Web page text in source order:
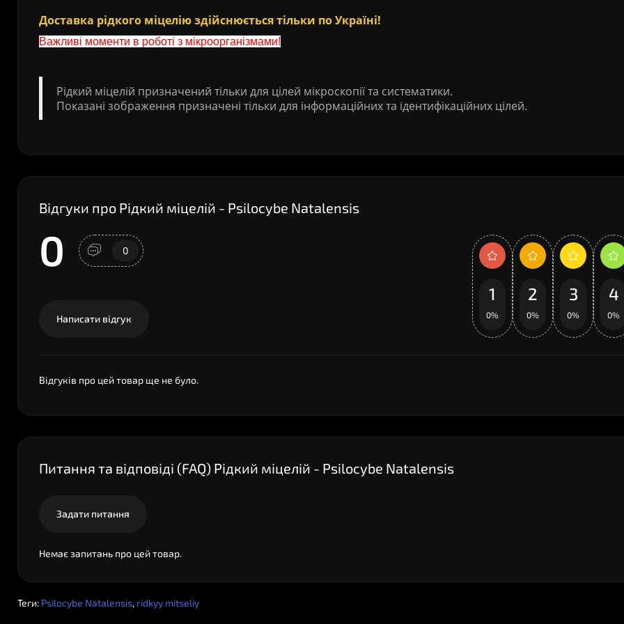
Доставка рідкого міцелію здійснюється тільки по Україні!
Важливі моменти в роботі з мікроорганізмами!
Рідкий міцелій призначений тільки для цілей мікроскопії та систематики.
Показані зображення призначені тільки для інформаційних та ідентифікаційних цілей.
Відгуки про Рідкий міцелій - Psilocybe Natalensis
0 0
Написати відгук
1
0%
2
0%
3
0%
4
0%
Відгуків про цей товар ще не було.
Питання та відповіді (FAQ) Рідкий міцелій - Psilocybe Natalensis
Задати питання
Немає запитань про цей товар.
Теги: Psilocybe Natalensis, ridkyy mitseliy